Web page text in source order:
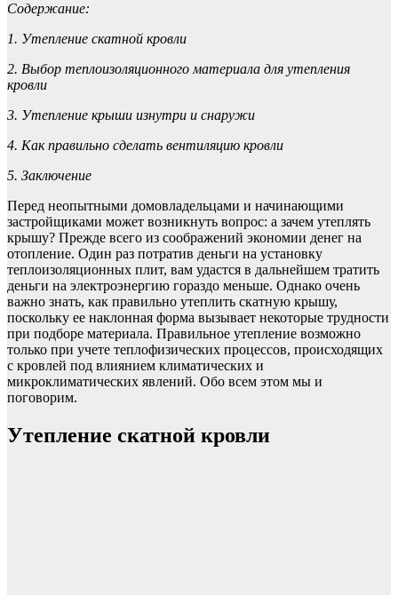
Содержание:
1. Утепление скатной кровли
2. Выбор теплоизоляционного материала для утепления
кровли
3. Утепление крыши изнутри и снаружи
4. Как правильно сделать вентиляцию кровли
5. Заключение
Перед неопытными домовладельцами и начинающими
застройщиками может возникнуть вопрос: а зачем утеплять
крышу? Прежде всего из соображений экономии денег на
отопление. Один раз потратив деньги на установку
теплоизоляционных плит, вам удастся в дальнейшем тратить
деньги на электроэнергию гораздо меньше. Однако очень
важно знать, как правильно утеплить скатную крышу,
поскольку ее наклонная форма вызывает некоторые трудности
при подборе материала. Правильное утепление возможно
только при учете теплофизических процессов, происходящих
с кровлей под влиянием климатических и
микроклиматических явлений. Обо всем этом мы и
поговорим.
Утепление скатной кровли